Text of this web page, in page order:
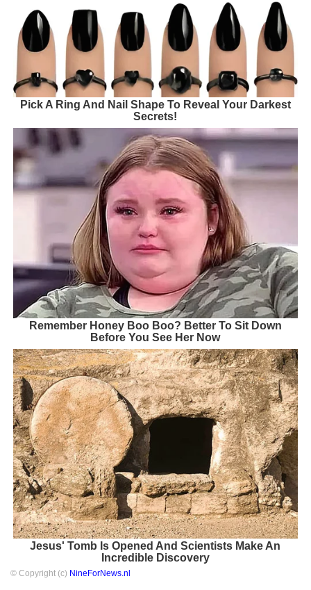
Pick A Ring And Nail Shape To Reveal Your Darkest
Secrets!
Remember Honey Boo Boo? Better To Sit Down
Before You See Her Now
Jesus' Tomb Is Opened And Scientists Make An
Incredible Discovery
© Copyright (c) NineForNews.nl